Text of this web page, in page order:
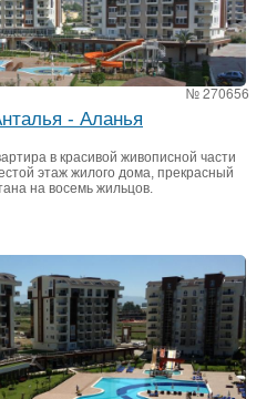
№ 270656
- Аланья
в красивой живописной части
этаж жилого дома, прекрасный
на восемь жильцов.